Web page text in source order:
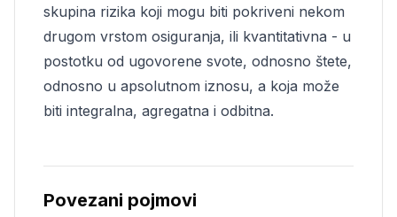
skupina rizika koji mogu biti pokriveni nekom
drugom vrstom osiguranja, ili kvantitativna - u
postotku od ugovorene svote, odnosno štete,
odnosno u apsolutnom iznosu, a koja može
biti integralna, agregatna i odbitna.
Povezani pojmovi